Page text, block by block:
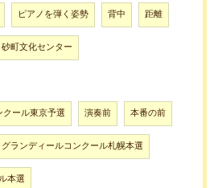
ピアノを弾く姿勢 背中 距離
砂町文化センター
ール東京予選 演奏前 本番の前
グランディールコンクール札幌本選
本選